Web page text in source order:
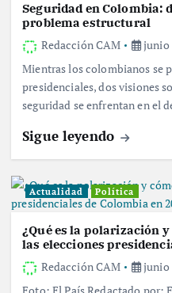
Seguridad en Colombia:
problema estructural
Redacción CAM
junio
Mientras los colombianos se
presidenciales, dos visiones
seguridad se enfrentan en el
Sigue leyendo
Actualidad Política
¿Qué es la polarización
las elecciones
Redacción CAM
junio